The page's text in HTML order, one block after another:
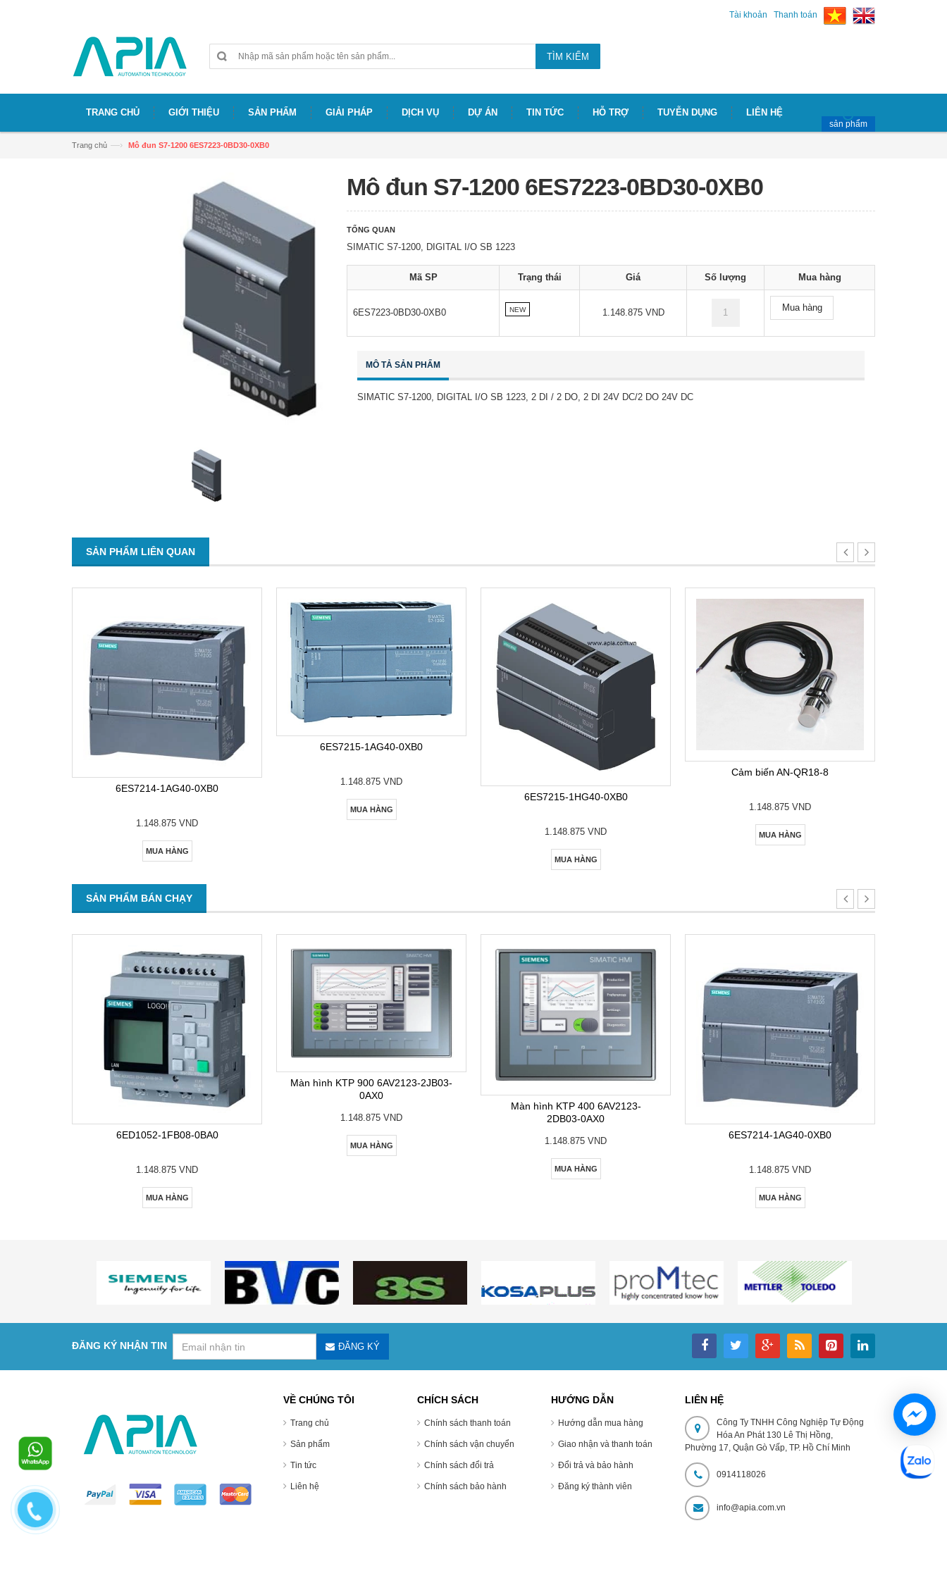
Tài khoản Thanh toán
TÌM KIẾM
TRANG CHỦ GIỚI THIỆU SẢN PHẨM GIẢI PHÁP DỊCH VỤ DỰ ÁN TIN TỨC HỖ TRỢ TUYỄN DỤNG LIÊN HỆ
sản phẩm
Trang chủ —› Mô đun S7-1200 6ES7223-0BD30-0XB0
Mô đun S7-1200 6ES7223-0BD30-0XB0
TỔNG QUAN
SIMATIC S7-1200, DIGITAL I/O SB 1223
Mã SP Trạng thái Giá Số lượng Mua hàng
6ES7223-0BD30-0XB0 NEW 1.148.875 VND Mua hàng
MÔ TẢ SẢN PHẨM
SIMATIC S7-1200, DIGITAL I/O SB 1223, 2 DI / 2 DO, 2 DI 24V DC/2 DO 24V DC
SẢN PHẨM LIÊN QUAN
6ES7214-1AG40-0XB0
1.148.875 VND
MUA HÀNG
6ES7215-1AG40-0XB0
1.148.875 VND
MUA HÀNG
6ES7215-1HG40-0XB0
1.148.875 VND
MUA HÀNG
Cảm biến AN-QR18-8
1.148.875 VND
MUA HÀNG
SẢN PHẨM BÁN CHẠY
6ED1052-1FB08-0BA0
1.148.875 VND
MUA HÀNG
Màn hình KTP 900 6AV2123-2JB03-
0AX0
1.148.875 VND
MUA HÀNG
Màn hình KTP 400 6AV2123-
2DB03-0AX0
1.148.875 VND
MUA HÀNG
6ES7214-1AG40-0XB0
1.148.875 VND
MUA HÀNG
ĐĂNG KÝ NHẬN TIN ĐĂNG KÝ
VỀ CHÚNG TÔI
Trang chủ
Sản phẩm
Tin tức
Liên hệ
CHÍCH SÁCH
Chính sách thanh toán
Chính sách vận chuyển
Chính sách đổi trả
Chính sách bảo hành
HƯỚNG DẪN
Hướng dẫn mua hàng
Giao nhận và thanh toán
Đổi trả và bảo hành
Đăng ký thành viên
LIÊN HỆ
Công Ty TNHH Công Nghiệp Tự Động
Hóa An Phát 130 Lê Thị Hồng,
Phường 17, Quận Gò Vấp, TP. Hồ Chí Minh
0914118026
info@apia.com.vn